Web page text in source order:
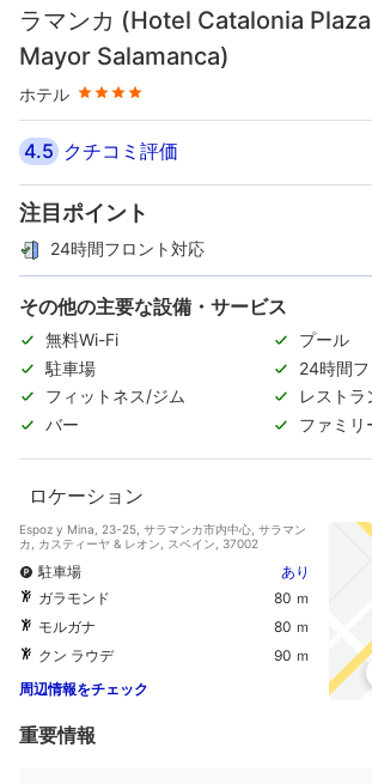
ラマンカ (Hotel Catalonia Plaza
Mayor Salamanca)
ホテル
4.5 クチコミ評価
注目ポイント
24時間フロント対応
その他の主要な設備・サービス
無料Wi-Fi
プール
駐車場
24時間
フィットネス/ジム
レストラ
バー
ファミリ
ロケーション
Espoz y Mina, 23-25, サラマンカ市内中心, サラマン
カ, カスティーヤ & レオン, スペイン, 37002
駐車場
あり
ガラモンド
80 ｍ
モルガナ
80 ｍ
クン ラウデ
90 ｍ
周辺情報をチェック
重要情報